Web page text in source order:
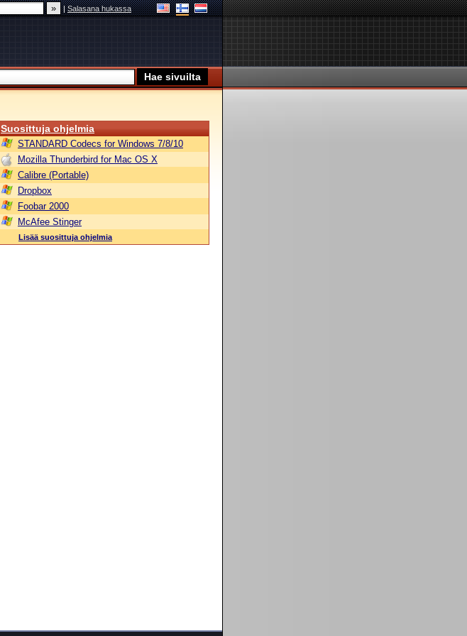
|Salasana hukassa
Suosittuja ohjelmia
STANDARD Codecs for Windows 7/8/10
Mozilla Thunderbird for Mac OS X
Calibre (Portable)
Dropbox
Foobar 2000
McAfee Stinger
Lisää suosittuja ohjelmia